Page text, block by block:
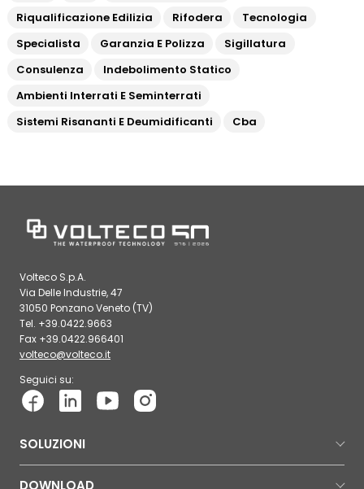
Riqualificazione Edilizia
Rifodera
Tecnologia
Specialista
Garanzia E Polizza
Sigillatura
Consulenza
Indebolimento Statico
Ambienti Interrati E Seminterrati
Sistemi Risananti E Deumidificanti
Cba
Volteco S.p.A.
Via Delle Industrie, 47
31050 Ponzano Veneto (TV)
Tel. +39.0422.9663
Fax +39.0422.966401
volteco@volteco.it
Seguici su:
SOLUZIONI